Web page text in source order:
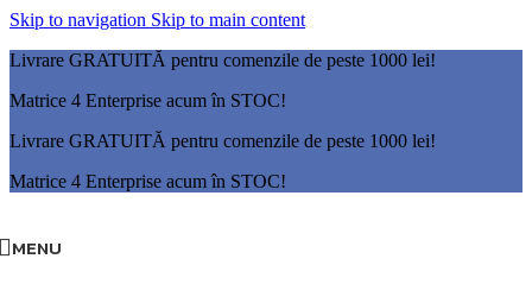
Skip to navigation Skip to main content
Livrare GRATUITĂ pentru comenzile de peste 1000 lei!
Matrice 4 Enterprise acum în STOC!
Livrare GRATUITĂ pentru comenzile de peste 1000 lei!
Matrice 4 Enterprise acum în STOC!
MENU